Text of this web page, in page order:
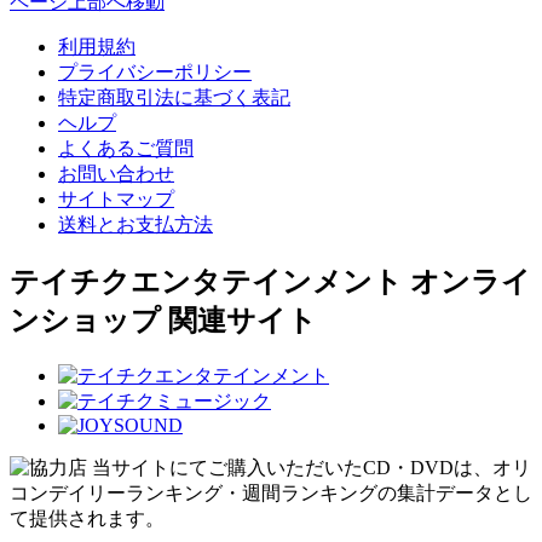
利用規約
プライバシーポリシー
特定商取引法に基づく表記
ヘルプ
よくあるご質問
お問い合わせ
サイトマップ
送料とお支払方法
テイチクエンタテインメント オンライ
ンショップ 関連サイト
当サイトにてご購入いただいたCD・DVDは、オリ
コンデイリーランキング・週間ランキングの集計データとし
て提供されます。